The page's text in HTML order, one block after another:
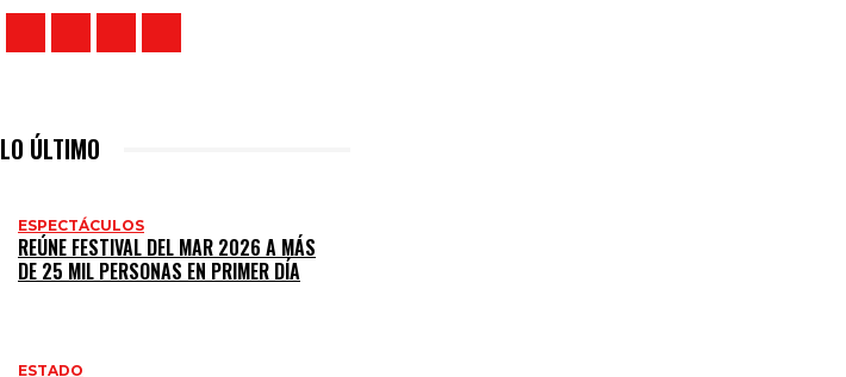
LO ÚLTIMO
ESPECTÁCULOS
REÚNE FESTIVAL DEL MAR 2026 A MÁS
DE 25 MIL PERSONAS EN PRIMER DÍA
ESTADO